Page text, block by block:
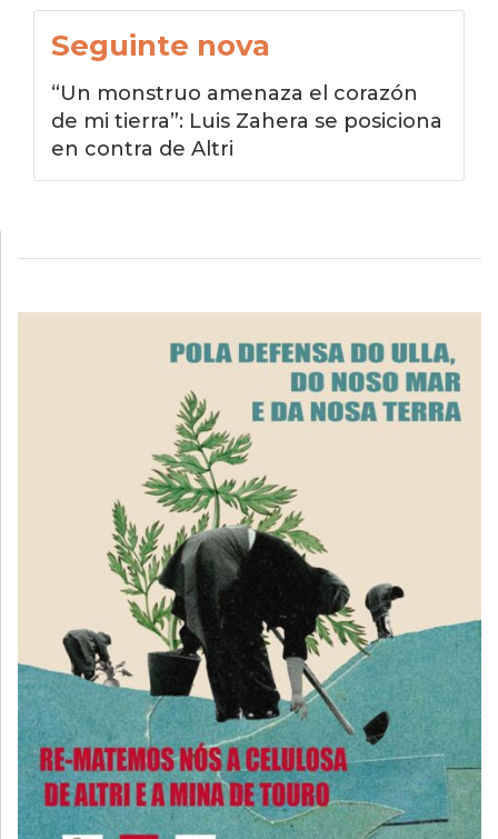
Seguinte nova
“Un monstruo amenaza el corazón
de mi tierra”: Luis Zahera se posiciona
en contra de Altri